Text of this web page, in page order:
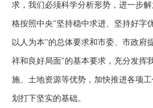
求，我们必须科学分析形势，进一步
格按照中央"坚持稳中求进、坚持好字
以人为本"的总体要求和市委、市政府
祥和良好局面"的基本要求，充分发挥
施、土地资源等优势，加快推进各项
划打下坚实的基础。